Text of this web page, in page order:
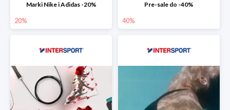
Marki Nike i Adidas -20%
20%
Pre-sale do -40%
40%